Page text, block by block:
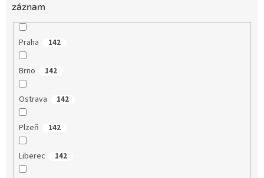
záznam
Praha 142
Brno 142
Ostrava 142
Plzeň 142
Liberec 142